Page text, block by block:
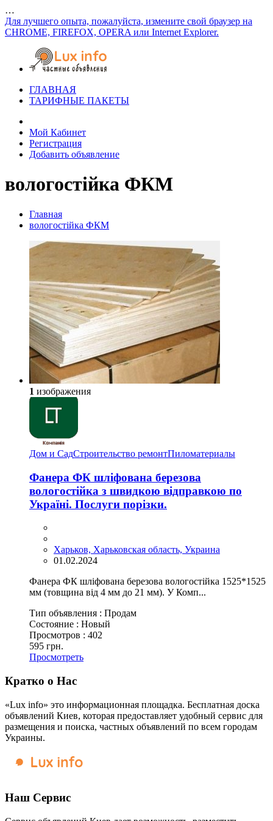
…
Для лучшего опыта, пожалуйста, измените свой браузер на
CHROME, FIREFOX, OPERA или Internet Explorer.
ГЛАВНАЯ
ТАРИФНЫЕ ПАКЕТЫ
Мой Кабинет
Регистрация
Добавить объявление
вологостійка ФКМ
Главная
вологостійка ФКМ
1 изображения
Дом и СадСтроительство ремонтПиломатериалы
Фанера ФК шліфована березова
вологостійка з швидкою відправкою по
Україні. Послуги порізки.
Харьков, Харьковская область, Украина
01.02.2024
Фанера ФК шліфована березова вологостійка 1525*1525
мм (товщина від 4 мм до 21 мм). У Комп...
Тип объявления : Продам
Состояние : Новый
Просмотров : 402
595 грн.
Просмотреть
Кратко о Нас
«Lux info» это информационная площадка. Бесплатная доска
объявлений Киев, которая предоставляет удобный сервис для
размещения и поиска, частных объявлений по всем городам
Украины.
Наш Сервис